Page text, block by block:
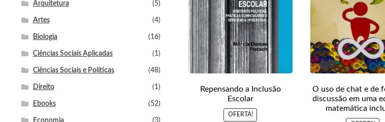
Repensando a Inclusão
Escolar
OFERTA!
O uso de chat e de
discussão em uma
matemática
Arquitetura (5)
Artes (4)
Biologia (16)
Ciências Sociais Aplicadas (1)
Ciências Sociais e Políticas (48)
Direito (1)
Ebooks (52)
Economia (3)